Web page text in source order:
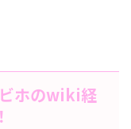
ホのwiki経